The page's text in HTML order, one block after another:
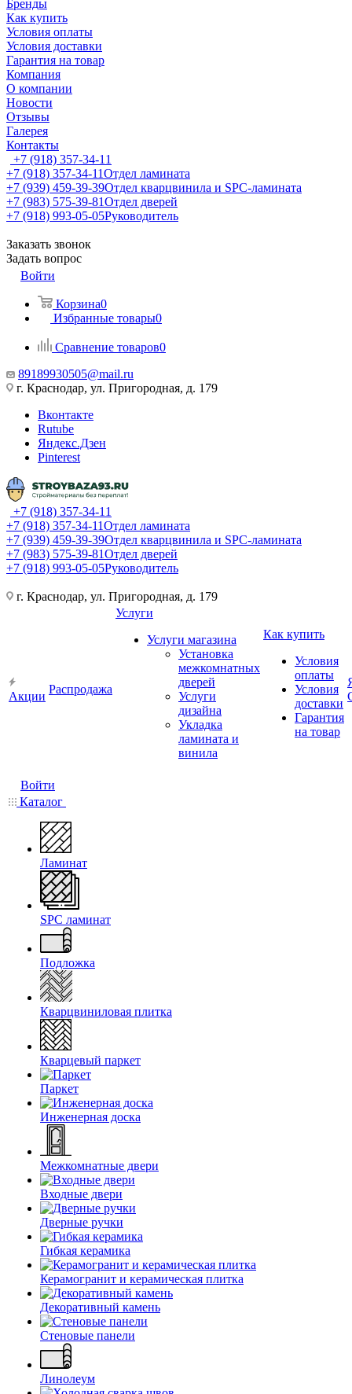
Бренды
Как купить
Условия оплаты
Условия доставки
Гарантия на товар
Компания
О компании
Новости
Отзывы
Галерея
Контакты
+7 (918) 357-34-11
+7 (918) 357-34-11Отдел ламината
+7 (939) 459-39-39Отдел кварцвинила и SPC-ламината
+7 (983) 575-39-81Отдел дверей
+7 (918) 993-05-05Руководитель
Заказать звонок
Задать вопрос
Войти
Корзина0
Избранные товары0
Сравнение товаров0
89189930505@mail.ru
г. Краснодар, ул. Пригородная, д. 179
Вконтакте
Rutube
Яндекс.Дзен
Pinterest
+7 (918) 357-34-11
+7 (918) 357-34-11Отдел ламината
+7 (939) 459-39-39Отдел кварцвинила и SPC-ламината
+7 (983) 575-39-81Отдел дверей
+7 (918) 993-05-05Руководитель
г. Краснодар, ул. Пригородная, д. 179
Акции
Распродажа
Услуги
Услуги магазина
Установка
межкомнатных
дверей
Услуги
дизайна
Укладка
ламината и
винила
Как купить
Условия
оплаты
Условия
доставки
Гарантия
на товар
Войти
Каталог
Ламинат
SPC ламинат
Подложка
Кварцвиниловая плитка
Кварцевый паркет
Паркет
Инженерная доска
Межкомнатные двери
Входные двери
Дверные ручки
Гибкая керамика
Керамогранит и керамическая плитка
Декоративный камень
Стеновые панели
Линолеум